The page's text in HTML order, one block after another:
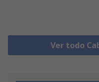
Ver todo